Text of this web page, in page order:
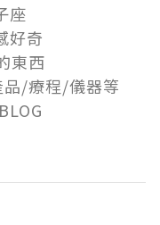
座
好奇
東西
品/療程/儀器等